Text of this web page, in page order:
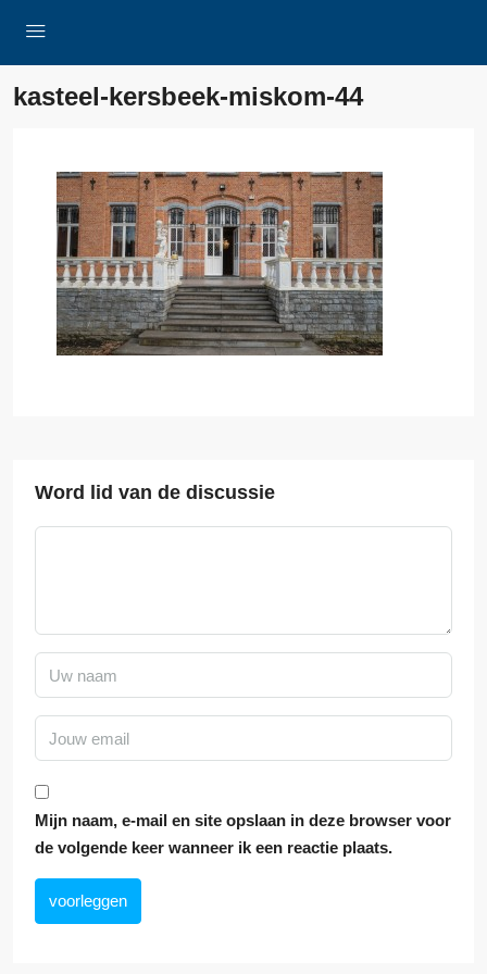
kasteel-kersbeek-miskom-44
Word lid van de discussie
Mijn naam, e-mail en site opslaan in deze browser voor
de volgende keer wanneer ik een reactie plaats.
voorleggen